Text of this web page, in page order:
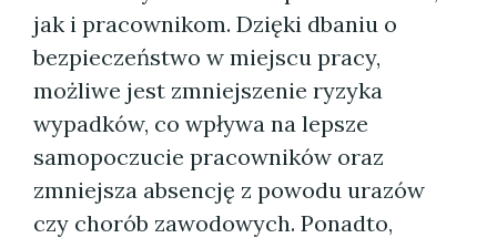
jak i pracownikom. Dzięki dbaniu o
bezpieczeństwo w miejscu pracy,
możliwe jest zmniejszenie ryzyka
wypadków, co wpływa na lepsze
samopoczucie pracowników oraz
zmniejsza absencję z powodu urazów
czy chorób zawodowych. Ponadto,